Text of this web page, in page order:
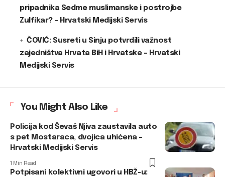
pripadnika Sedme muslimanske i postrojbe
Zulfikar? – Hrvatski Medijski Servis
ČOVIĆ: Susreti u Sinju potvrdili važnost
zajedništva Hrvata BiH i Hrvatske – Hrvatski
Medijski Servis
You Might Also Like
Policija kod Ševaš Njiva zaustavila auto
s pet Mostaraca, dvojica uhićena –
Hrvatski Medijski Servis
1 Min Read
Potpisani kolektivni ugovori u HBŽ-u: